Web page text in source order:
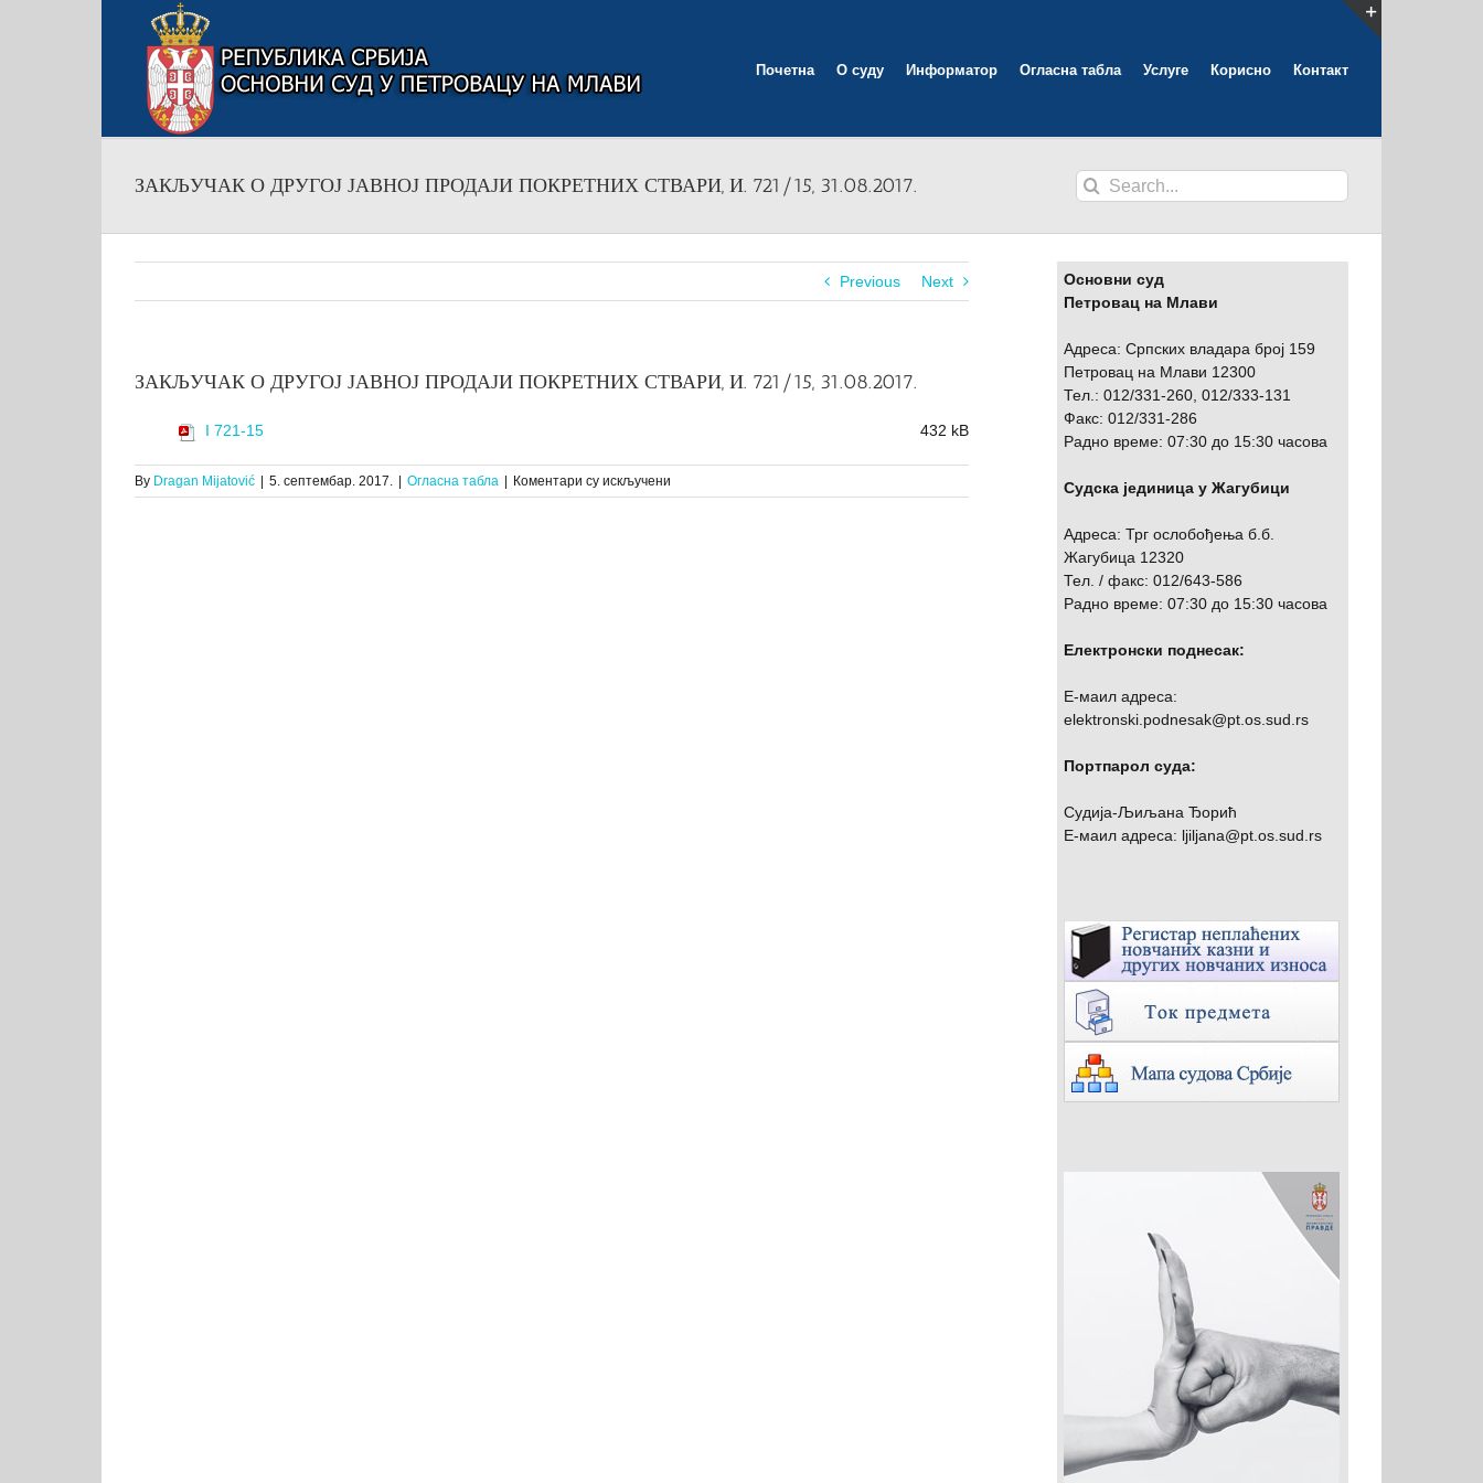
Почетна О суду Информатор Огласна табла Услуге Корисно Контакт
ЗАКЉУЧАК О ДРУГОЈ ЈАВНОЈ ПРОДАЈИ ПОКРЕТНИХ СТВАРИ, И. 721/15, 31.08.2017.
Search
for:
Previous Next
ЗАКЉУЧАК О ДРУГОЈ ЈАВНОЈ ПРОДАЈИ ПОКРЕТНИХ СТВАРИ, И. 721/15, 31.08.2017.
I 721-15 432 kB
By Dragan Mijatović | 5. септембар. 2017. | Огласна табла | Коментари су искључени
ЗАКЉУЧАК
Основни суд
Петровац на Млави
Адреса: Српских владара број 159
Петровац на Млави 12300
Тел.: 012/331-260, 012/333-131
Факс: 012/331-286
Радно време: 07:30 до 15:30 часова
Судска јединица у Жагубици
Адреса: Трг ослобођења б.б.
Жагубица 12320
Тел. / факс: 012/643-586
Радно време: 07:30 до 15:30 часова
Електронски поднесак:
Е-маил адреса:
elektronski.podnesak@pt.os.sud.rs
Портпарол суда:
Судија-Љиљана Ђорић
Е-маил адреса: ljiljana@pt.os.sud.rs